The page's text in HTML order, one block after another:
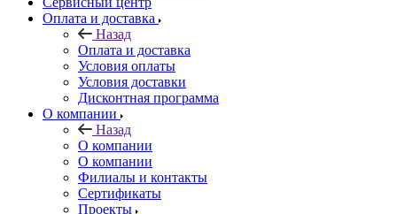
Оплата и доставка
Назад
Оплата и доставка
Условия оплаты
Условия доставки
Дисконтная программа
О компании
Назад
О компании
О компании
Филиалы и контакты
Сертификаты
Проекты